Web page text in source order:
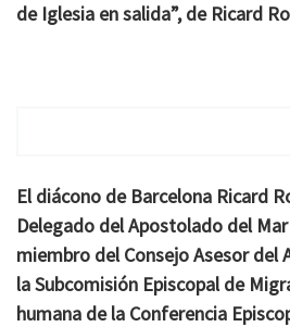
de Iglesia en salida”, de Ricard
El diácono de Barcelona Ricard
Delegado del Apostolado del
miembro del Consejo Asesor del
la Subcomisión Episcopal de
humana de la Conferencia